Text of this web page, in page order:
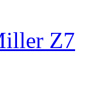
Z7